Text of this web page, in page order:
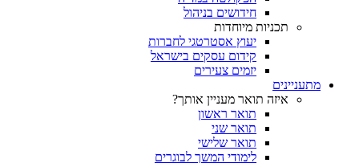
חידושים בניהול
תכניות מיוחדות
יעוץ אסטרטגי לחברות
קידום עסקים בישראל
יזמים צעירים
מתעניינים
איזה תואר מעניין אותך?
תואר ראשון
תואר שני
תואר שלישי
לימודי המשך לבוגרים